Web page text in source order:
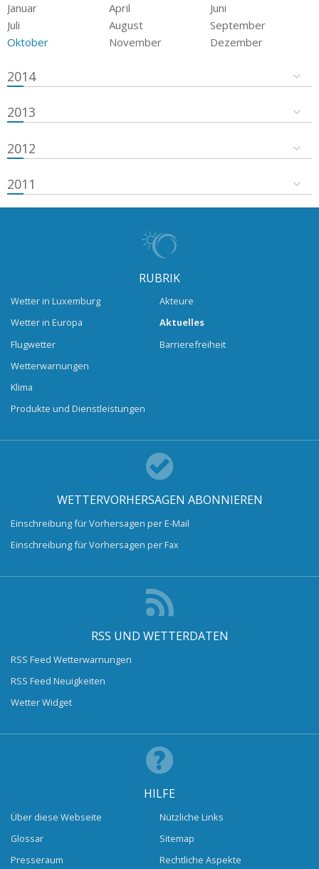
Januar April
Juni
Juli
August
September
Oktober
November Dezember
2014
2013
2012
2011
RUBRIK
Wetter in Luxemburg
Wetter in Europa
Flugwetter
Wetterwarnungen
Klima
Produkte und Dienstleistungen
Akteure
Aktuelles
Barrierefreiheit
WETTERVORHERSAGEN ABONNIEREN
Einschreibung für Vorhersagen per E-Mail
Einschreibung für Vorhersagen per Fax
RSS UND WETTERDATEN
RSS Feed Wetterwarnungen
RSS Feed Neuigkeiten
Wetter Widget
HILFE
Über diese Webseite
Glossar
Presseraum
Nützliche Links
Sitemap
Rechtliche Aspekte